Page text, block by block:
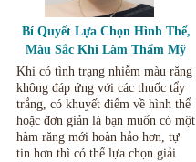
Bí Quyết Lựa Chọn Hình Thể,
Màu Sắc Khi Làm Thẩm Mỹ
Răng Sứ, Mặt Dán Sứ Veneer.
Khi có tình trạng nhiễm màu răng
không đáp ứng với các thuốc tẩy
trắng, có khuyết điểm về hình thể
hoặc đơn giản là bạn muốn có một
hàm răng mới hoàn hảo hơn, tự
tin hơn thì có thể lựa chọn giải